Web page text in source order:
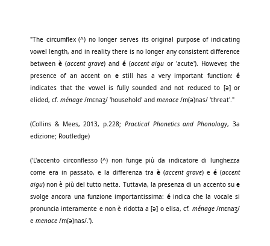
"The circumflex (^) no longer serves its original purpose of indicating
vowel length, and in reality there is no longer any consistent difference
between è(accent grave) and é(accent aigu or 'acute'). However, the
presence of an accent on estill has a very important function:é
indicates that the vowel is fully sounded and not reduced to [ə] or
elided, cf. ménage /mɛnaʒ/ 'household' and menace /m(ə)nas/ 'threat'."
(Collins & Mees, 2013, p.228; Practical Phonetics and Phonology, 3a
edizione; Routledge)
('L'accento circonflesso (^) non funge più da indicatore di lunghezza
come era in passato, e la differenza tra è (accent grave) e é (accent
aigu) non è più del tutto netta. Tuttavia, la presenza di un accento su e
svolge ancora una funzione importantissima: éindica che la vocale si
pronuncia interamente e non è ridotta a [ə] o elisa, cf. ménage/mɛnaʒ/
e menace /m(ə)nas/.').